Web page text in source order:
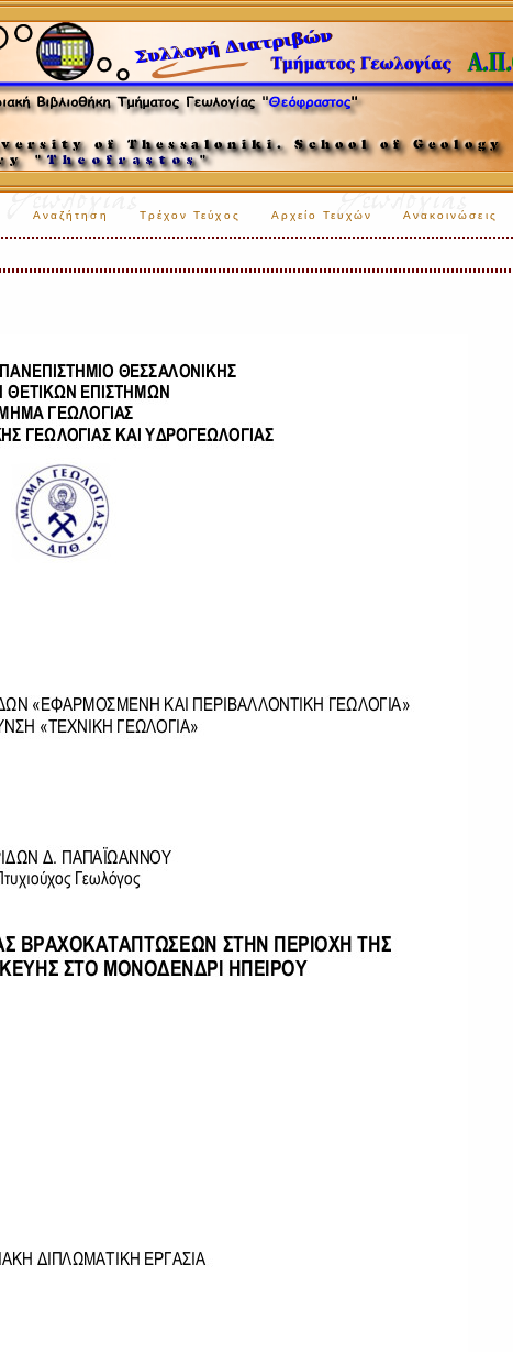
Αναζήτηση Τρέχον Τεύχος Αρχείο Τευχών Ανακοινώσεις